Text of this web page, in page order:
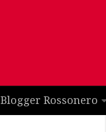
Blogger Rossonero